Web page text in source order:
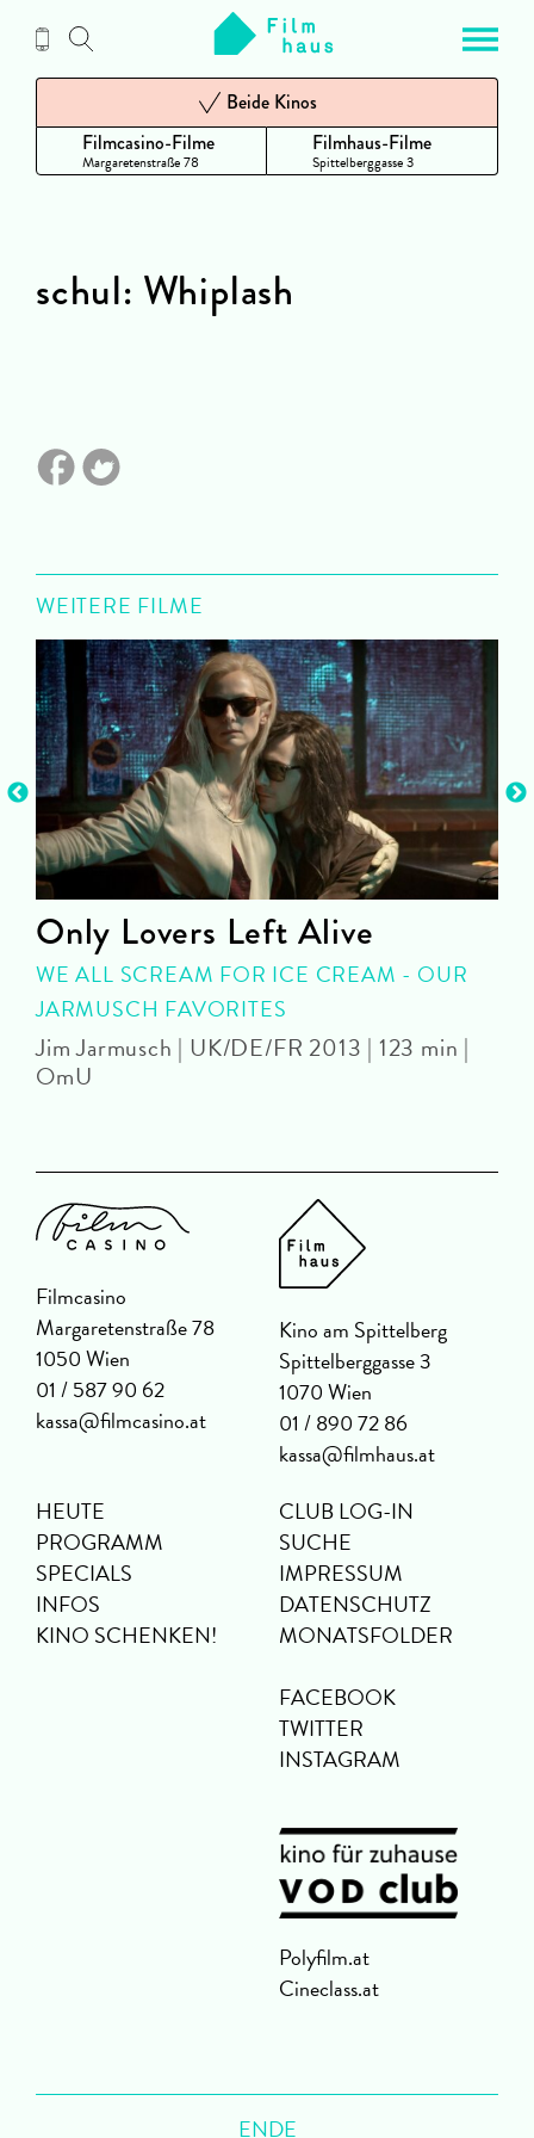
Inhalt
Filmcasino-Filme
Margaretenstraße 78
Beide Kinos
Filmhaus-Filme
Spittelberggasse 3
schul: Whiplash
WEITERE FILME
Only Lovers Left Alive
WE ALL SCREAM FOR ICE CREAM - OUR
JARMUSCH FAVORITES
Jim Jarmusch | UK/DE/FR 2013 | 123 min |
OmU
Filmcasino
Margaretenstraße 78
1050 Wien
01 / 587 90 62
kassa@filmcasino.at
Kino am Spittelberg
Spittelberggasse 3
1070 Wien
01 / 890 72 86
kassa@filmhaus.at
HEUTE
PROGRAMM
SPECIALS
INFOS
KINO SCHENKEN!
CLUB LOG-IN
SUCHE
IMPRESSUM
DATENSCHUTZ
MONATSFOLDER
FACEBOOK
TWITTER
INSTAGRAM
Polyfilm.at
Cineclass.at
ENDE